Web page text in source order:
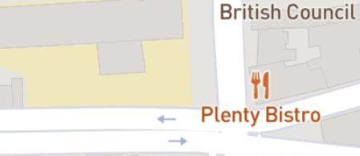
împletindu-se cu jocul la vedere al actorilor, cu păpuşile mari, cu
măştile şi costumele extrem de sugestive. Fiecare personaj
important are un fragment muzical descriptiv.